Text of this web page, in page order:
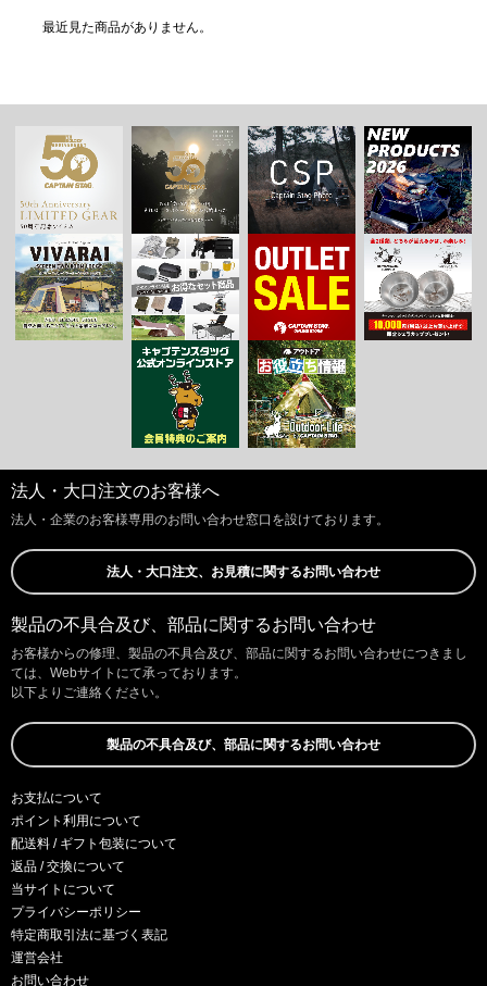
最近見た商品がありません。
法人・大口注文のお客様へ
法人・企業のお客様専用のお問い合わせ窓口を設けております。
法人・大口注文、お見積に関するお問い合わせ
製品の不具合及び、部品に関するお問い合わせ
お客様からの修理、製品の不具合及び、部品に関するお問い合わせにつきまし
ては、Webサイトにて承っております。
以下よりご連絡ください。
製品の不具合及び、部品に関するお問い合わせ
お支払について
ポイント利用について
配送料 / ギフト包装について
返品 / 交換について
当サイトについて
プライバシーポリシー
特定商取引法に基づく表記
運営会社
お問い合わせ